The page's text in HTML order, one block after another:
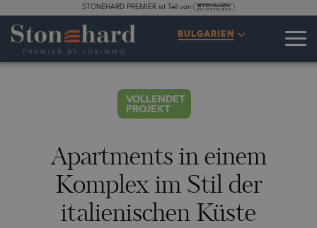
SPEZIFIKATIONEN BESCHREIBUNG KARTE
GALERIE
PREISE
ANFRAGE
STONEHARD PREMIER ist Teil von
BULGARIEN
VOLLENDET
PROJEKT
Apartments in einem
Komplex im Stil der
italienischen Küste